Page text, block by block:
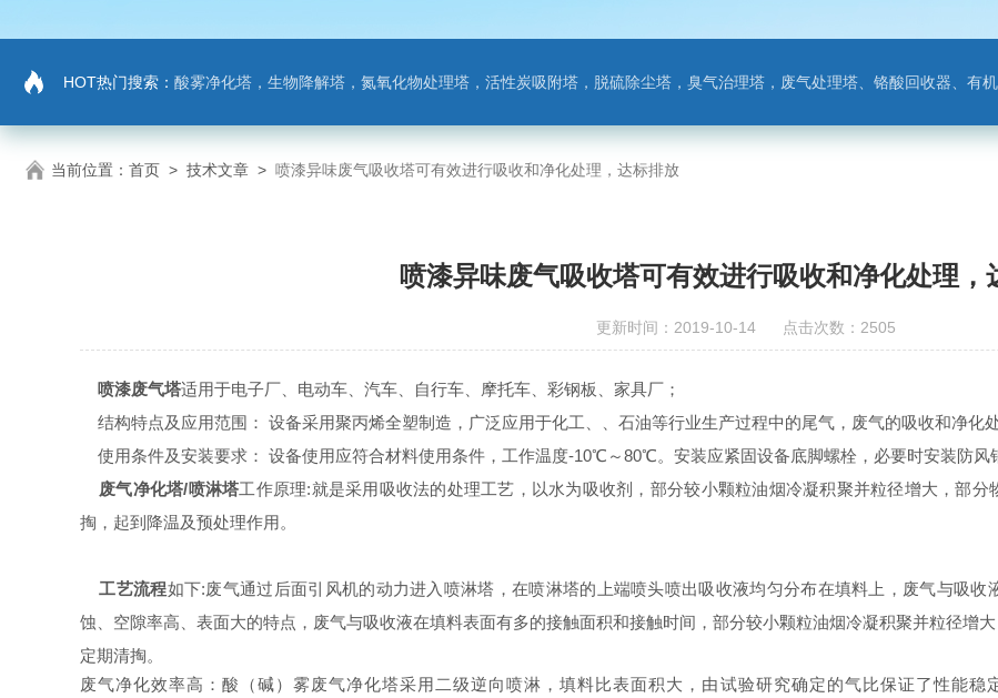
HOT热门搜索： 酸雾净化塔，生物降解塔，氮氧化物处理塔，活性炭吸附塔，脱硫除尘塔，臭气治理塔，废气处理塔、铬酸回收器、有机废气净化器，氨氮吹
当前位置： 首页 > 技术文章 > 喷漆异味废气吸收塔可有效进行吸收和净化处理，达标排放
喷漆异味废气吸收塔可有效进行吸收和净化处理，
更新时间：2019-10-14 点击次数：2505
喷漆废气塔适用于电子厂、电动车、汽车、自行车、摩托车、彩钢板、家具厂；
结构特点及应用范围： 设备采用聚丙烯全塑制造，广泛应用于化工、、石油等行业生产过程中的尾气，废气的吸收和净化
使用条件及安装要求： 设备使用应符合材料使用条件，工作温度-10℃～80℃。安装应紧固设备底脚螺栓，必要时安装防风
废气净化塔/喷淋塔工作原理:就是采用吸收法的处理工艺，以水为吸收剂，部分较小颗粒油烟冷凝积聚并粒径增大，部
掏，起到降温及预处理作用。
工艺流程如下:废气通过后面引风机的动力进入喷淋塔，在喷淋塔的上端喷头喷出吸收液均匀分布在填料上，废气与吸
蚀、空隙率高、表面大的特点，废气与吸收液在填料表面有多的接触面积和接触时间，部分较小颗粒油烟冷凝积聚并粒径增
定期清掏。
废气净化效率高 ：酸（碱）雾废气净化塔采用二级逆向喷淋，填料比表面积大，由试验研究确定的气比保证了性能